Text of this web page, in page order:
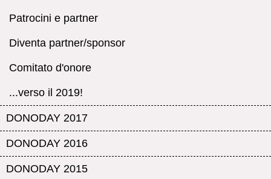
Patrocini e partner
Diventa partner/sponsor
Comitato d'onore
...verso il 2019!
DONODAY 2017
DONODAY 2016
DONODAY 2015